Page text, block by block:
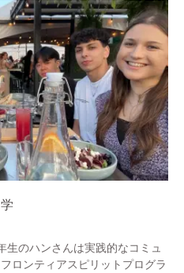
生のハンさんは実践的なコミュ
ロンティアスピリットプログラ